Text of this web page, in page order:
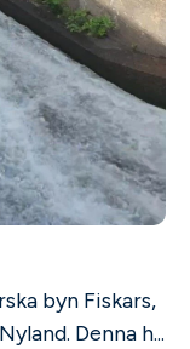
byn Fiskars,
Denna h...